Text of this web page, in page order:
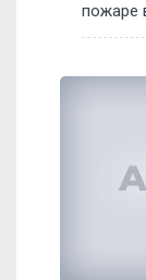
пожаре